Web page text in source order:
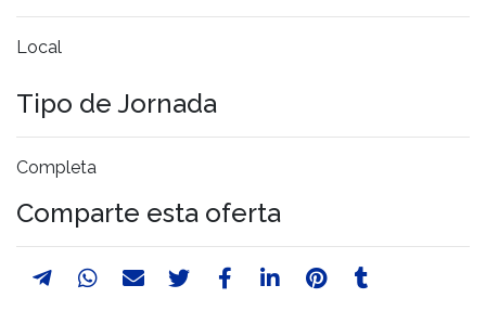
Local
Tipo de Jornada
Completa
Comparte esta oferta